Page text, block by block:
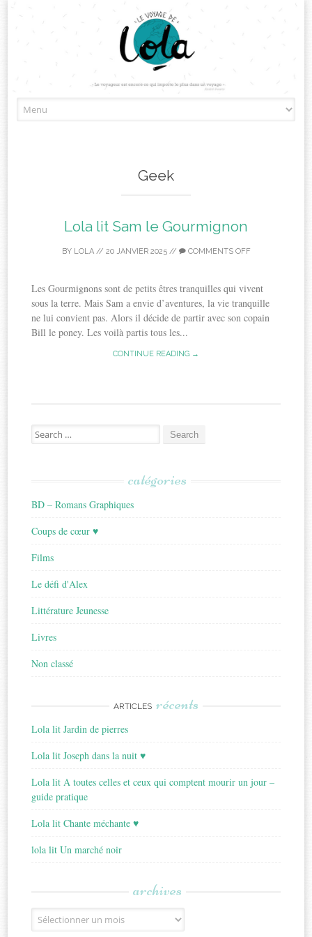
to
Geek
Lola lit Sam le Gourmignon
BY LOLA// 20 JANVIER 2025// COMMENTS OFF
Les Gourmignons sont de petits êtres tranquilles qui vivent
sous la terre. Mais Sam a envie d’aventures, la vie tranquille
ne lui convient pas. Alors il décide de partir avec son copain
Bill le poney. Les voilà partis tous les...
CONTINUE READING →
Search
for:
catégories
BD – Romans Graphiques
Coups de cœur ♥
Films
Le défi d'Alex
Littérature Jeunesse
Livres
Non classé
ARTICLES récents
Lola lit Jardin de pierres
Lola lit Joseph dans la nuit ♥
Lola lit A toutes celles et ceux qui comptent mourir un jour –
guide pratique
Lola lit Chante méchante ♥
lola lit Un marché noir
archives
Archives